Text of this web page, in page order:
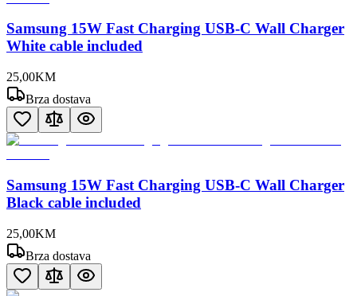
Samsung 15W Fast Charging USB-C Wall Charger
White cable included
25,00KM
Brza dostava
Samsung 15W Fast Charging USB-C Wall Charger
Black cable included
25,00KM
Brza dostava